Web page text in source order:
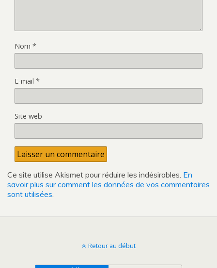
Nom *
E-mail *
Site web
Ce site utilise Akismet pour réduire les indésirables. En
savoir plus sur comment les données de vos commentaires
sont utilisées
Retour au début